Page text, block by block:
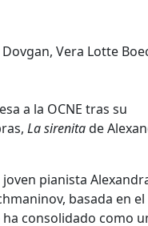
a la OCNE tras su
La sirenitade
pianista
basada en el
consolidado como